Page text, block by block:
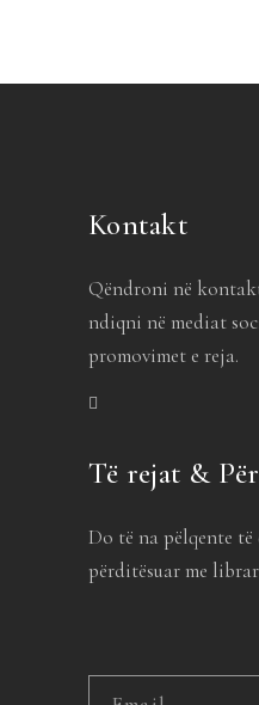
Kontakt
Qëndroni në
ndiqni në mediat
promovimet e reja.
Të rejat &
Do të na pëlqente
përditësuar me